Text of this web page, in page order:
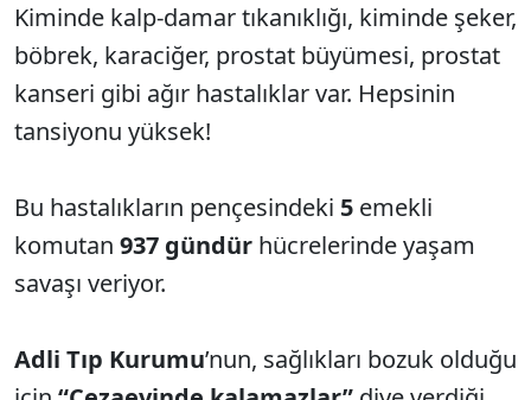
Kiminde kalp-damar tıkanıklığı, kiminde şeker,
böbrek, karaciğer, prostat büyümesi, prostat
kanseri gibi ağır hastalıklar var. Hepsinin
tansiyonu yüksek!
Bu hastalıkların pençesindeki 5 emekli
komutan 937 gündür hücrelerinde yaşam
savaşı veriyor.
Adli Tıp Kurumu’nun, sağlıkları bozuk olduğu